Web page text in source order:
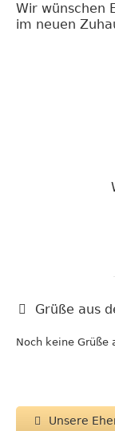
Wir wünschen
im neuen
Grüße aus
Noch keine Grüße
Unsere